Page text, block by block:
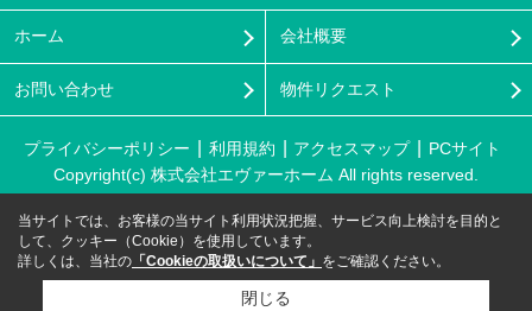
ホーム 会社概要
お問い合わせ 物件リクエスト
プライバシーポリシー 利用規約 アクセスマップ
PCサイト
Copyright(c) 株式会社エヴァーホーム All rights reserved.
当サイトでは、お客様の当サイト利用状況把握、サービス向上検討を目的と
して、クッキー（Cookie）を使用しています。
詳しくは、当社の 「Cookieの取扱いについて」 をご確認ください。
閉じる